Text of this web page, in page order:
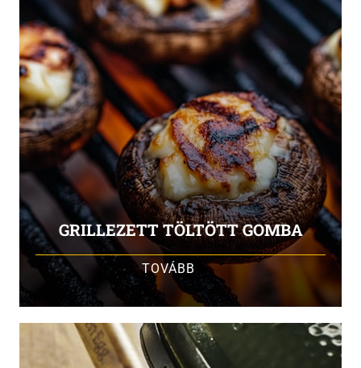
GRILLEZETT TÖLTÖTT GOMBA
TOVÁBB